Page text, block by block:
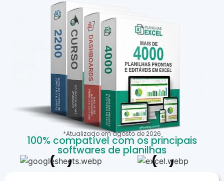
*Atualizado emagostode 2026
100% compatível com os principais
softwares de planilhas